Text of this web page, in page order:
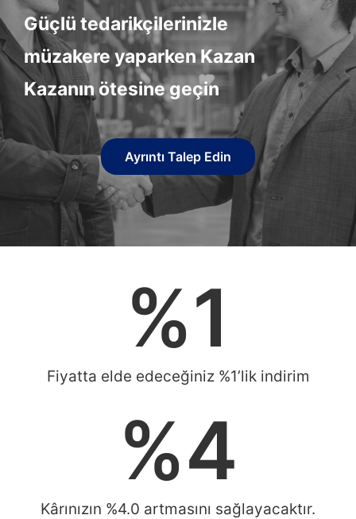
Güçlü tedarikçilerinizle
müzakere yaparken Kazan
Kazanın ötesine geçin
Ayrıntı Talep Edin
Fiyatta elde edeceğiniz %1’lik indirim
%1
Kârınızın %4.0 artmasını sağlayacaktır.
%4